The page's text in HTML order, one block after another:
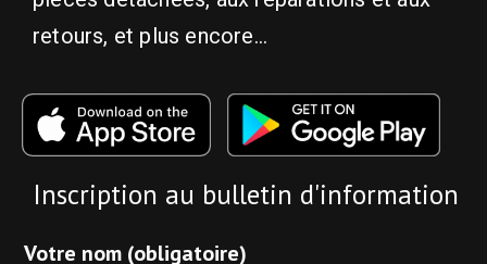
retours, et plus encore...
Inscription au bulletin d'information
Votre nom (obligatoire)